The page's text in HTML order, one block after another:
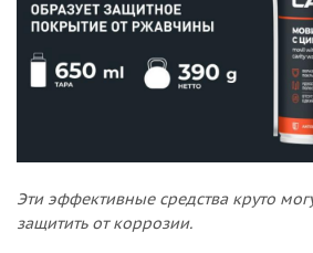
Эти эффективные средства круто
защитить от коррозии.